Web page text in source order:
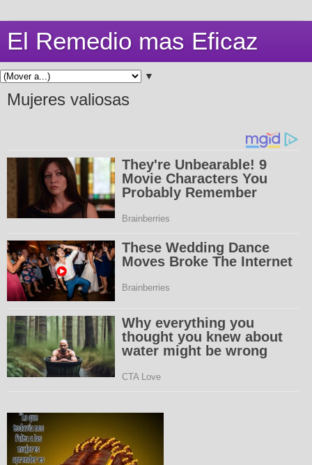
El Remedio mas Eficaz
▼
Mujeres valiosas